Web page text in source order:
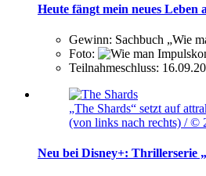
Heute fängt mein neues
Gewinn: Sachbuch „Wie
Foto:
Teilnahmeschluss:
„The Shards“ setzt auf
(von links nach rechts) / ©
Neu bei Disney+: Thrillerserie